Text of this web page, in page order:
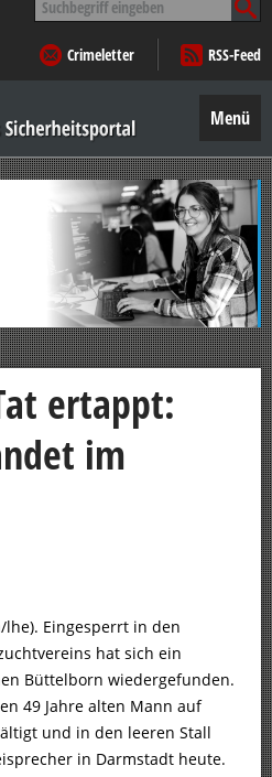
nach:
Crimeletter
RSS-Feed
Menü
ertappt:
im
Eingesperrt in den
hat sich ein
Büttelborn wiedergefunden.
49 Jahre alten Mann auf
und in den leeren Stall
in Darmstadt heute.